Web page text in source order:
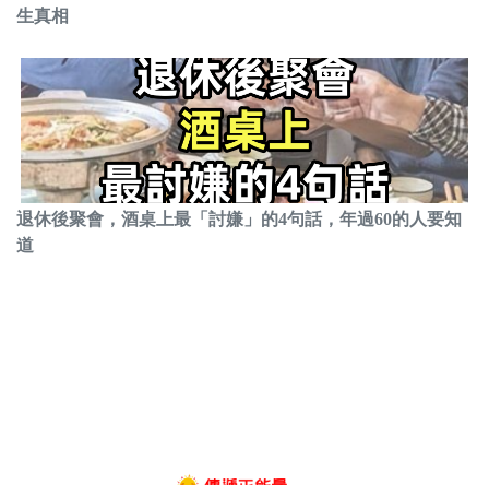
生真相
退休後聚會，酒桌上最「討嫌」的4句話，年過60的人要知
道